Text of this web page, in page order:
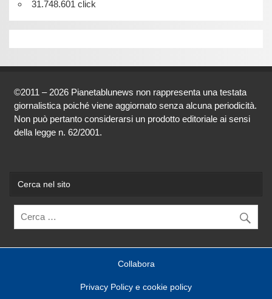
31.748.601 click
©2011 – 2026 Pianetablunews non rappresenta una testata
giornalistica poiché viene aggiornato senza alcuna periodicità.
Non può pertanto considerarsi un prodotto editoriale ai sensi
della legge n. 62/2001.
Cerca nel sito
Collabora
Privacy Policy e cookie policy